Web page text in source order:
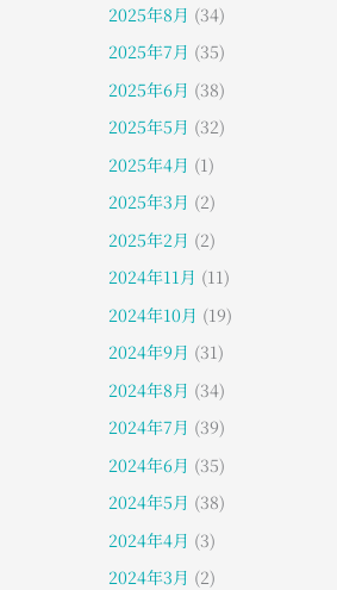
2025年8月 (34)
2025年7月 (35)
2025年6月 (38)
2025年5月 (32)
2025年4月 (1)
2025年3月 (2)
2025年2月 (2)
2024年11月 (11)
2024年10月 (19)
2024年9月 (31)
2024年8月 (34)
2024年7月 (39)
2024年6月 (35)
2024年5月 (38)
2024年4月 (3)
2024年3月 (2)